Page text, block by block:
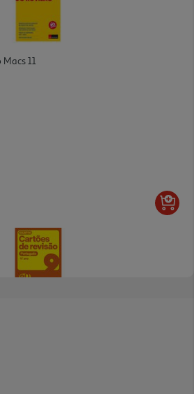
11
Livro Português - 9.º Ano